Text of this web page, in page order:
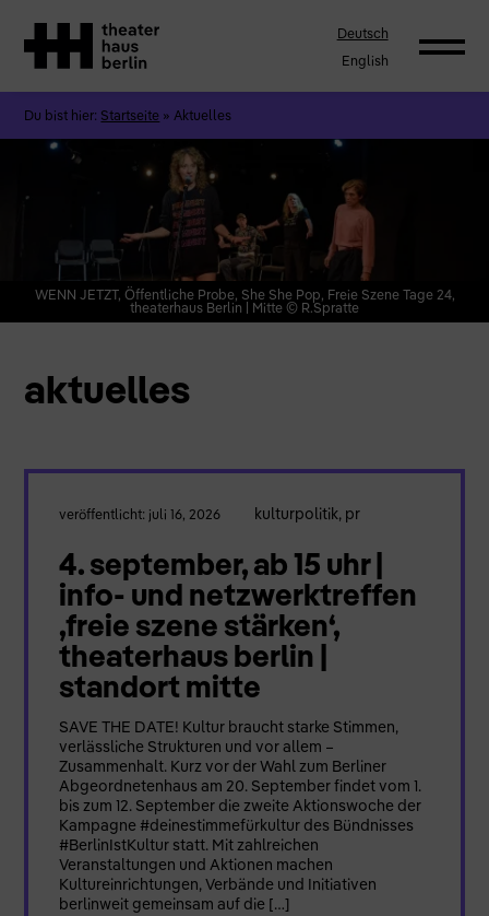
Deutsch
English
Du bist hier: Startseite »Aktuelles
WENN JETZT, Öffentliche Probe, She She Pop, Freie Szene Tage 24,
theaterhaus Berlin | Mitte © R.Spratte
aktuelles
veröffentlicht: juli 16, 2026 kulturpolitik, pr
4. september, ab 15 uhr |
info- und netzwerktreffen
‚freie szene stärken‘,
theaterhaus berlin |
standort mitte
SAVE THE DATE! Kultur braucht starke Stimmen,
verlässliche Strukturen und vor allem –
Zusammenhalt. Kurz vor der Wahl zum Berliner
Abgeordnetenhaus am 20. September findet vom 1.
bis zum 12. September die zweite Aktionswoche der
Kampagne #deinestimmefürkultur des Bündnisses
#BerlinIstKultur statt. Mit zahlreichen
Veranstaltungen und Aktionen machen
Kultureinrichtungen, Verbände und Initiativen
berlinweit gemeinsam auf die […]